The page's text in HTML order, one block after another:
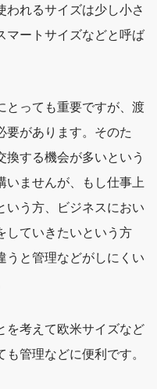
われるサイズは少し小さ
マートサイズなどと呼ば
とっても重要ですが、渡
要があります。そのた
する機会が多いという
いませんが、もし仕事上
いう方、ビジネスにおい
していきたいという方
うと管理などがしにくい
を考えて欧米サイズなど
管理などに便利です。